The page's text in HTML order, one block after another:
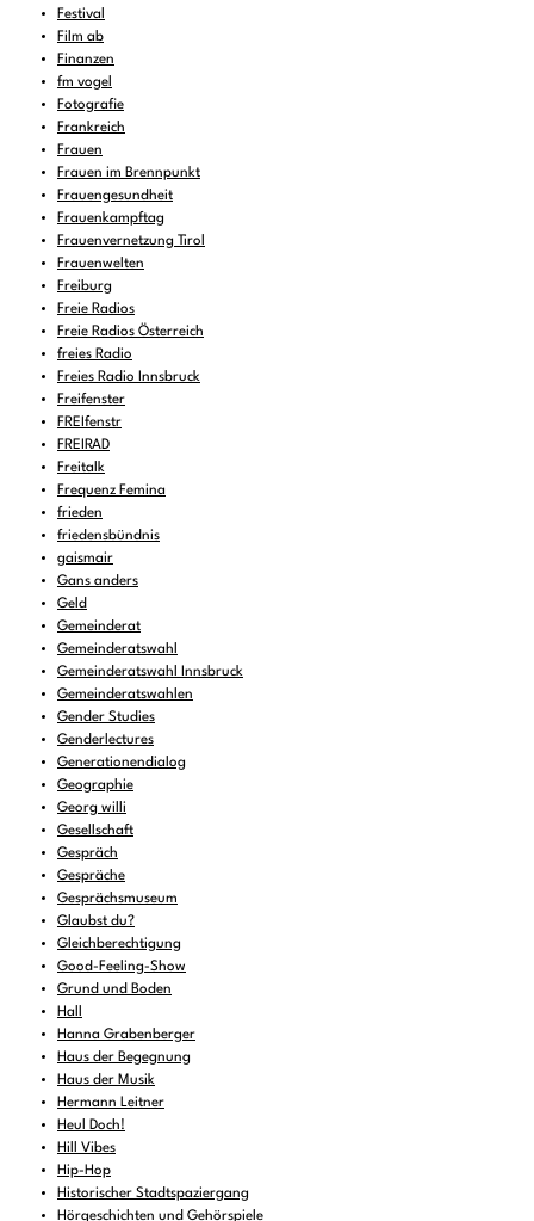
Festival
Film ab
Finanzen
fm vogel
Fotografie
Frankreich
Frauen
Frauen im Brennpunkt
Frauengesundheit
Frauenkampftag
Frauenvernetzung Tirol
Frauenwelten
Freiburg
Freie Radios
Freie Radios Österreich
freies Radio
Freies Radio Innsbruck
Freifenster
FREIfenstr
FREIRAD
Freitalk
Frequenz Femina
frieden
friedensbündnis
gaismair
Gans anders
Geld
Gemeinderat
Gemeinderatswahl
Gemeinderatswahl Innsbruck
Gemeinderatswahlen
Gender Studies
Genderlectures
Generationendialog
Geographie
Georg willi
Gesellschaft
Gespräch
Gespräche
Gesprächsmuseum
Glaubst du?
Gleichberechtigung
Good-Feeling-Show
Grund und Boden
Hall
Hanna Grabenberger
Haus der Begegnung
Haus der Musik
Hermann Leitner
Heul Doch!
Hill Vibes
Hip-Hop
Historischer Stadtspaziergang
Hörgeschichten und Gehörspiele